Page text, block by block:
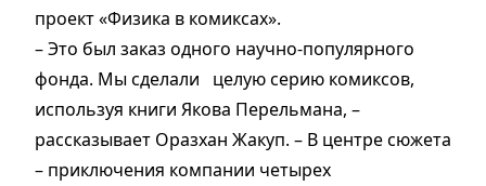
проект «Физика в комиксах».
– Это был заказ одного научно-популярного
фонда. Мы сделали целую серию комиксов,
используя книги Якова Перельмана, –
рассказывает Оразхан Жакуп. – В центре сюжета
– приключения компании четырех